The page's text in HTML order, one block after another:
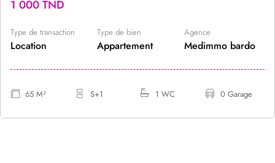
1 000 TND
Type de transaction
Location
Type de bien
Appartement
Agence
Medimmo bardo
65 M² S+1 1 WC 0 Garage